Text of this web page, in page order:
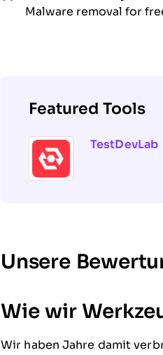
Malware removal for
Featured Tools
TestDevLab
Unsere
Wie wir
Wir haben Jahre damit